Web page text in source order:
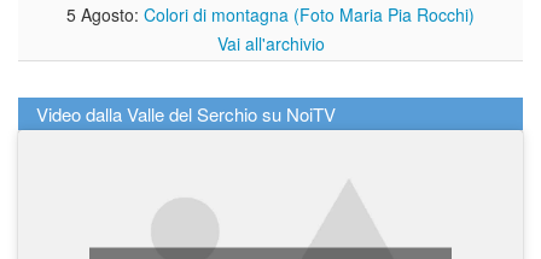
5 Agosto: Colori di montagna (Foto Maria Pia Rocchi)
Vai all'archivio
Video dalla Valle del Serchio su NoiTV